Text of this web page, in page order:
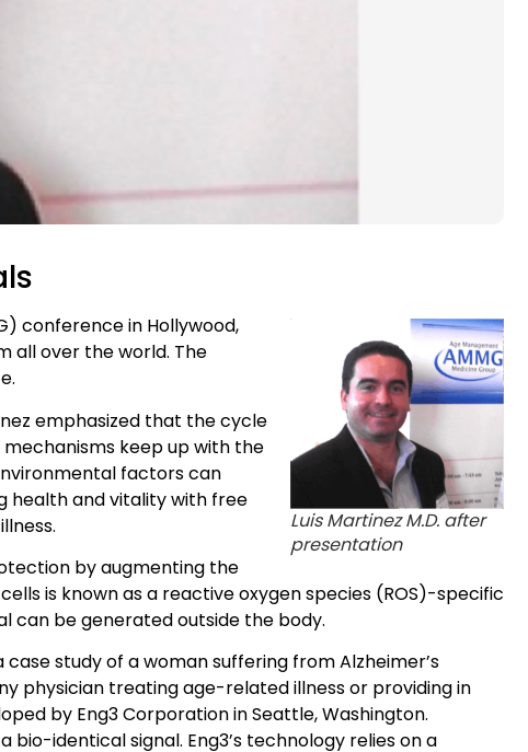
Luis Martinez M.D. after
presentation
conference in Hollywood,
all over the world. The
emphasized that the cycle
keep up with the
factors can
health and vitality with free
by augmenting the
is known as a reactive oxygen species (ROS)-specific
can be generated outside the body.
study of a woman suffering from Alzheimer’s
physician treating age-related illness or providing in
by Eng3 Corporation in Seattle, Washington.
identical signal. Eng3’s technology relies on a